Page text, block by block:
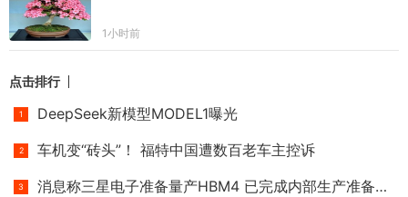
1小时前
点击排行
DeepSeek新模型MODEL1曝光
车机变“砖头”！ 福特中国遭数百老车主控诉
消息称三星电子准备量产HBM4 已完成内部生产准备许可